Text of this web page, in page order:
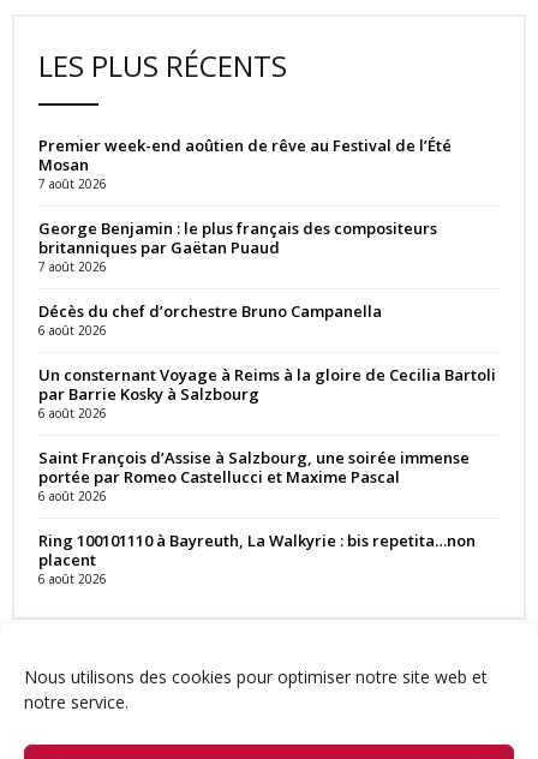
Nous utilisons des cookies pour optimiser notre site web et
notre service.
LES PLUS RÉCENTS
Premier week-end aoûtien de rêve au Festival de l’Été
Mosan
7 août 2026
George Benjamin : le plus français des compositeurs
britanniques par Gaëtan Puaud
7 août 2026
Décès du chef d’orchestre Bruno Campanella
6 août 2026
Un consternant Voyage à Reims à la gloire de Cecilia Bartoli
par Barrie Kosky à Salzbourg
6 août 2026
Saint François d’Assise à Salzbourg, une soirée immense
portée par Romeo Castellucci et Maxime Pascal
6 août 2026
Ring 100101110 à Bayreuth, La Walkyrie : bis repetita…non
placent
6 août 2026